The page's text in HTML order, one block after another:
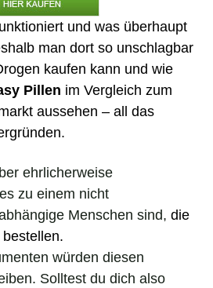
und was überhaupt
man dort so unschlagbar
kaufen kann und wie
Pillen im Vergleich zum
aussehen – all das
ehrlicherweise
zu einem nicht
Menschen sind, die
.
würden diesen
Solltest du dich also